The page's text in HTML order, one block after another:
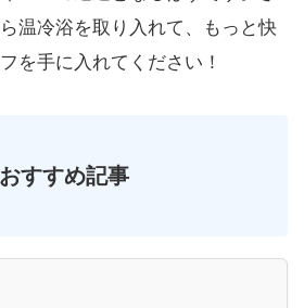
温冷浴を取り入れて、もっと快
を手に入れてください！
おすすめ記事